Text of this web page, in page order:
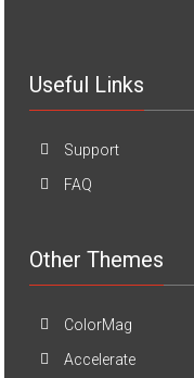
Useful Links
Support
FAQ
Other Themes
ColorMag
Accelerate